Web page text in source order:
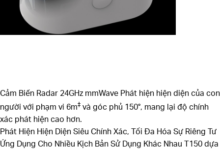
Cảm Biến Radar 24GHz mmWave Phát hiện hiện diện của con
người với phạm vi 6m‡ và góc phủ 150°, mang lại độ chính
xác phát hiện cao hơn.
Phát Hiện Hiện Diện Siêu Chính Xác, Tối Đa Hóa Sự Riêng Tư
Ứng Dụng Cho Nhiều Kịch Bản Sử Dụng Khác Nhau T150 dựa